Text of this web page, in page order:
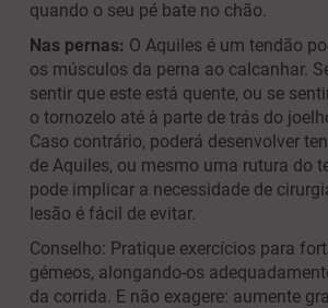
quando o seu pé bate no chão.
Nas pernas: O Aquiles é um tendão
os músculos da perna ao calcanhar.
sentir que este está quente, ou se
o tornozelo até à parte de trás do
Caso contrário, poderá desenvolver
de Aquiles, ou mesmo uma rutura do
pode implicar a necessidade de
lesão é fácil de evitar.
Conselho: Pratique exercícios para
gémeos, alongando-os
da corrida. E não exagere: aumente